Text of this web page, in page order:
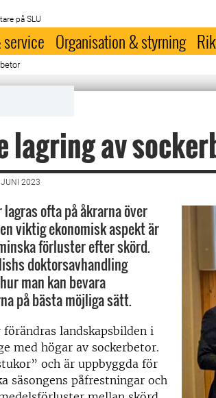
på SLU
Organisation & styrning
lagring av
JUNI 2023
ofta på åkrarna över
viktig ekonomisk aspekt är
förluster efter skörd.
doktorsavhandling
man kan bevara
på bästa möjliga sätt.
landskapsbilden i
med högar av sockerbetor.
och är uppbyggda för
säsongens påfrestningar och